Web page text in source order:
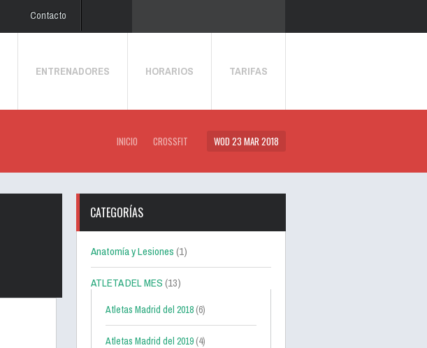
Contacto
ENTRENADORES HORARIOS TARIFAS
INICIO CROSSFIT WOD 23 MAR 2018
CATEGORÍAS
Anatomía y Lesiones(1)
ATLETA DEL MES(13)
Atletas Madrid del 2018 (6)
Atletas Madrid del 2019 (4)